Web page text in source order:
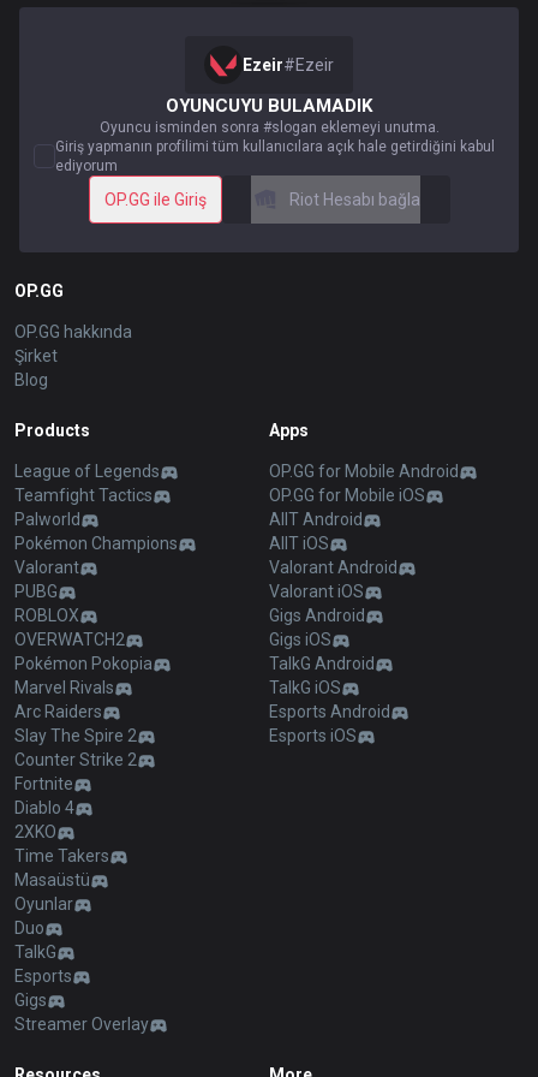
Ezeir#Ezeir
OYUNCUYU BULAMADIK
Oyuncu isminden sonra #slogan eklemeyi unutma.
Giriş yapmanın profilimi tüm kullanıcılara açık hale getirdiğini kabul
ediyorum
OP.GG ile Giriş Riot Hesabı bağla
OP.GG
OP.GG hakkında
Şirket
Blog
Products
League of Legends
Teamfight Tactics
Palworld
Pokémon Champions
Valorant
PUBG
ROBLOX
OVERWATCH2
Pokémon Pokopia
Marvel Rivals
Arc Raiders
Slay The Spire 2
Counter Strike 2
Fortnite
Diablo 4
2XKO
Time Takers
Masaüstü
Oyunlar
Duo
TalkG
Esports
Gigs
Streamer Overlay
Apps
OP.GG for Mobile Android
OP.GG for Mobile iOS
AllT Android
AllT iOS
Valorant Android
Valorant iOS
Gigs Android
Gigs iOS
TalkG Android
TalkG iOS
Esports Android
Esports iOS